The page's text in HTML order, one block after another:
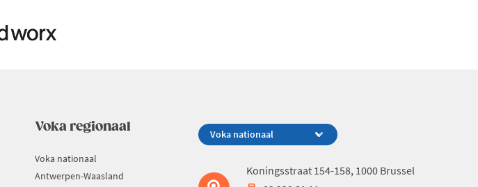
Voka regionaal
Voka nationaal
Antwerpen-Waasland
Koningsstraat 154-158, 1000 Brussel